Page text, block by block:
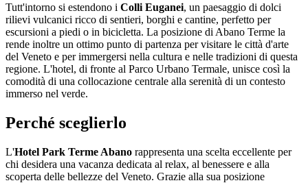
Tutt'intorno si estendono i Colli Euganei, un paesaggio di dolci
rilievi vulcanici ricco di sentieri, borghi e cantine, perfetto per
escursioni a piedi o in bicicletta. La posizione di Abano Terme la
rende inoltre un ottimo punto di partenza per visitare le città d'arte
del Veneto e per immergersi nella cultura e nelle tradizioni di questa
regione. L'hotel, di fronte al Parco Urbano Termale, unisce così la
comodità di una collocazione centrale alla serenità di un contesto
immerso nel verde.
Perché sceglierlo
L'Hotel Park Terme Abano rappresenta una scelta eccellente per
chi desidera una vacanza dedicata al relax, al benessere e alla
scoperta delle bellezze del Veneto. Grazie alla sua posizione